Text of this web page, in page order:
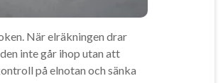
När elräkningen drar
inte går ihop utan att
på elnotan och sänka